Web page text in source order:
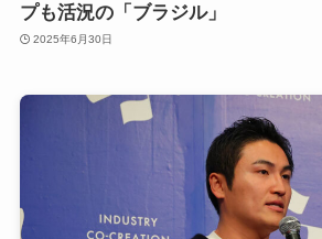
プも活況の「ブラジル」
2025年6月30日